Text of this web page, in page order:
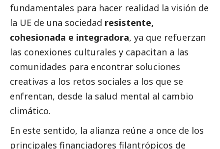
fundamentales para hacer realidad la visión de
la UE de una sociedad resistente,
cohesionada e integradora, ya que refuerzan
las conexiones culturales y capacitan a las
comunidades para encontrar soluciones
creativas a los retos sociales a los que se
enfrentan, desde la salud mental al cambio
climático.
En este sentido, la alianza reúne a once de los
principales financiadores filantrópicos de